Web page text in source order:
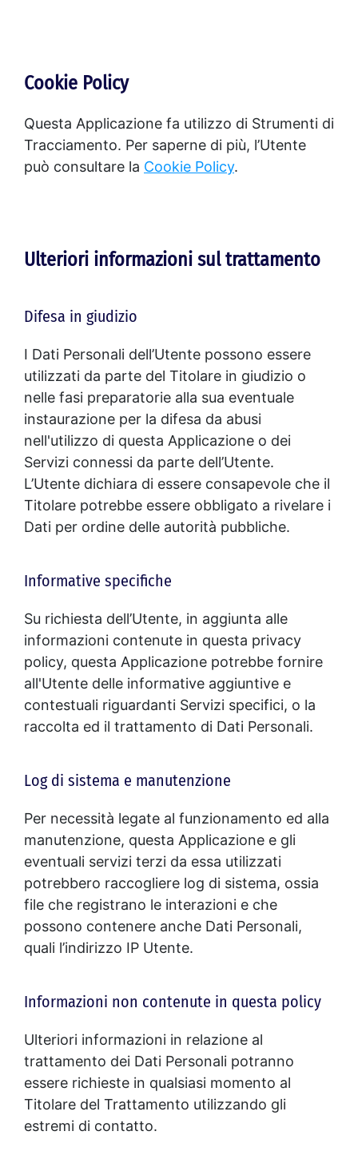
Cookie Policy
Questa Applicazione fa utilizzo di Strumenti di
Tracciamento. Per saperne di più, l’Utente
può consultare la Cookie Policy.
Ulteriori informazioni sul trattamento
Difesa in giudizio
I Dati Personali dell’Utente possono essere
utilizzati da parte del Titolare in giudizio o
nelle fasi preparatorie alla sua eventuale
instaurazione per la difesa da abusi
nell'utilizzo di questa Applicazione o dei
Servizi connessi da parte dell’Utente.
L’Utente dichiara di essere consapevole che il
Titolare potrebbe essere obbligato a rivelare i
Dati per ordine delle autorità pubbliche.
Informative specifiche
Su richiesta dell’Utente, in aggiunta alle
informazioni contenute in questa privacy
policy, questa Applicazione potrebbe fornire
all'Utente delle informative aggiuntive e
contestuali riguardanti Servizi specifici, o la
raccolta ed il trattamento di Dati Personali.
Log di sistema e manutenzione
Per necessità legate al funzionamento ed alla
manutenzione, questa Applicazione e gli
eventuali servizi terzi da essa utilizzati
potrebbero raccogliere log di sistema, ossia
file che registrano le interazioni e che
possono contenere anche Dati Personali,
quali l’indirizzo IP Utente.
Informazioni non contenute in questa policy
Ulteriori informazioni in relazione al
trattamento dei Dati Personali potranno
essere richieste in qualsiasi momento al
Titolare del Trattamento utilizzando gli
estremi di contatto.